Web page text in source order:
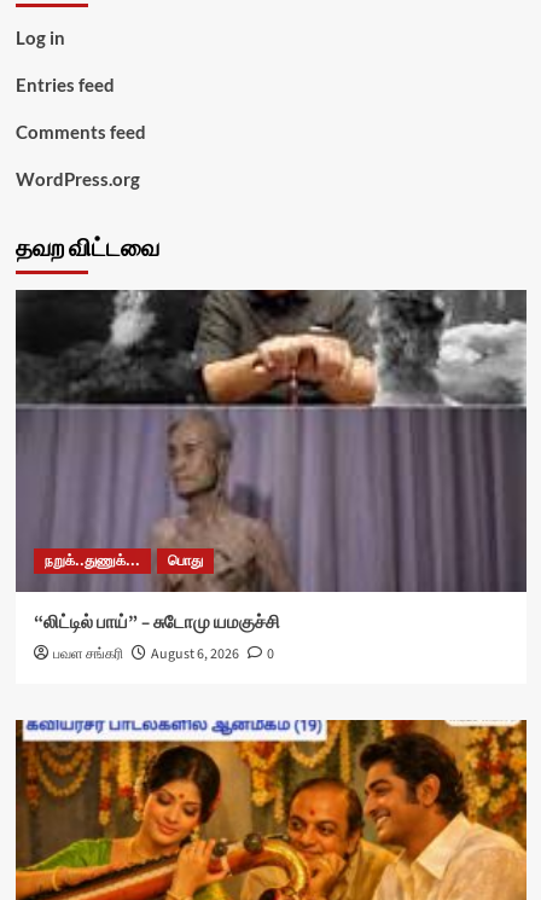
Log in
Entries feed
Comments feed
WordPress.org
தவற விட்டவை
நறுக்..துணுக்... பொது
“லிட்டில் பாய்” – சுடோமு யமகுச்சி
பவள சங்கரி August 6, 2026 0